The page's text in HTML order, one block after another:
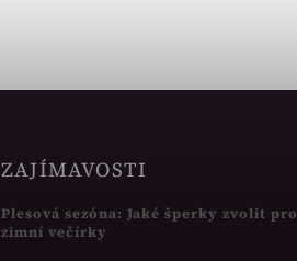
ZAJÍMAVOSTI
Plesová sezóna: Jaké šperky zvolit pro
zimní večírky